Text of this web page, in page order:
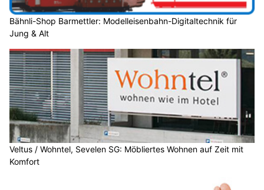
Bähnli-Shop Barmettler: Modelleisenbahn-Digitaltechnik für
Jung & Alt
Veltus / Wohntel, Sevelen SG: Möbliertes Wohnen auf Zeit mit
Komfort